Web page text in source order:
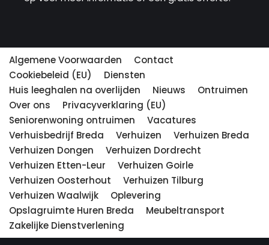
Algemene Voorwaarden
Contact
Cookiebeleid (EU)
Diensten
Huis leeghalen na overlijden
Nieuws
Ontruimen
Over ons
Privacyverklaring (EU)
Seniorenwoning ontruimen
Vacatures
Verhuisbedrijf Breda
Verhuizen
Verhuizen Breda
Verhuizen Dongen
Verhuizen Dordrecht
Verhuizen Etten-Leur
Verhuizen Goirle
Verhuizen Oosterhout
Verhuizen Tilburg
Verhuizen Waalwijk
Oplevering
Opslagruimte Huren Breda
Meubeltransport
Zakelijke Dienstverlening